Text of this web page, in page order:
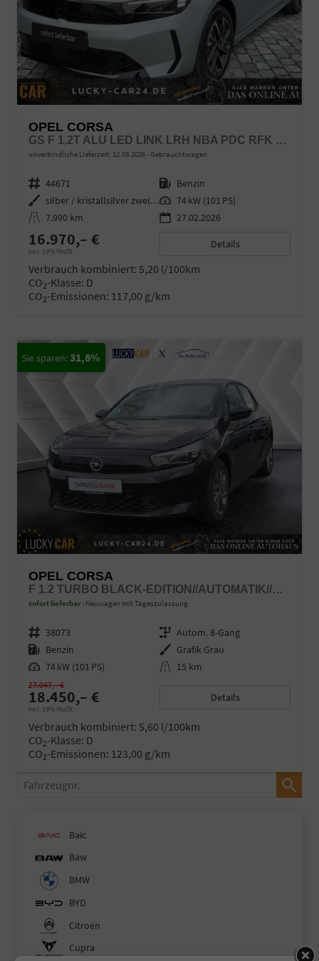
OPEL CORSA
GS F 1,2T ALU LED LINK LRH NBA PDC RFK SHA SHZ
unverbindliche Lieferzeit: 12.08.2026 Gebrauchtwagen
Fahrzeugnr. 44671 Kraftstoff Benzin
Außenfarbe
silber / kristallsilver zweifarb Leistung 74 kW (101 PS)
Kilometerstand 7.990 km 27.02.2026
16.970,– €
incl. 19% MwSt.
Details
Verbrauch kombiniert: 5,20 l/100km
CO2-Klasse: D
CO2-Emissionen: 117,00 g/km
31,8%
OPEL CORSA
F 1.2 TURBO BLACK-EDITION//AUTOMATIK//M+S REIFEN//SHZ//SPORT
sofort lieferbar Neuwagen mit Tageszulassung
Fahrzeugnr. 38073 Getriebe Autom. 8-Gang
Kraftstoff Benzin Außenfarbe Grafik Grau
Leistung 74 kW (101 PS) Kilometerstand 15 km
18.450,– €
incl. 19% MwSt.
27.047,– €
Details
Verbrauch kombiniert: 5,60 l/100km
CO2-Klasse: D
CO2-Emissionen: 123,00 g/km
Fahrzeugnr.
Baic
Baw
BMW
BYD
Citroën
Cupra